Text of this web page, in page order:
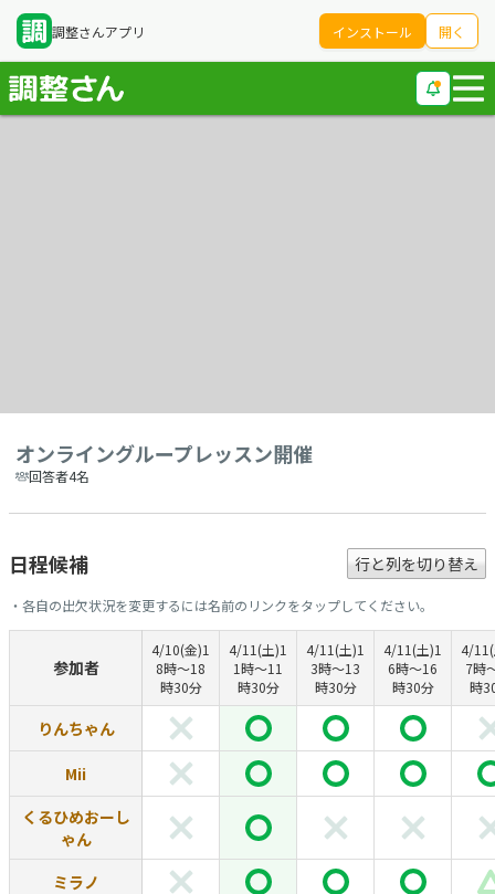
調整さんアプリ インストール 開く
オンライングループレッスン開催
回答者4名
日程候補 行と列を切り替え
・各自の出欠状況を変更するには名前のリンクをタップしてください。
参加者
4/10(金)1
8時～18
時30分
4/11(土)1
1時～11
時30分
4/11(土)1
3時～13
時30分
4/11(土)1
6時～16
時30分
4/
7時
時
りんちゃん
Mii
くるひめおーし
ゃん
ミラノ